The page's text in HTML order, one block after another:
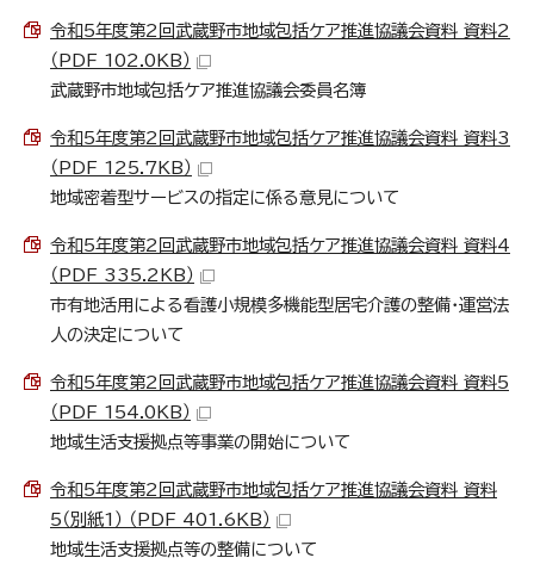
令和5年度第2回武蔵野市地域包括ケア推進協議会資料 資料2
（PDF 102.0KB）
武蔵野市地域包括ケア推進協議会委員名簿
令和5年度第2回武蔵野市地域包括ケア推進協議会資料 資料3
（PDF 125.7KB）
地域密着型サービスの指定に係る意見について
令和5年度第2回武蔵野市地域包括ケア推進協議会資料 資料4
（PDF 335.2KB）
市有地活用による看護小規模多機能型居宅介護の整備・運営法
人の決定について
令和5年度第2回武蔵野市地域包括ケア推進協議会資料 資料5
（PDF 154.0KB）
地域生活支援拠点等事業の開始について
令和5年度第2回武蔵野市地域包括ケア推進協議会資料 資料
5（別紙1） （PDF 401.6KB）
地域生活支援拠点等の整備について